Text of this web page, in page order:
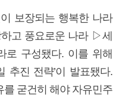
보장되는 행복한 나라
고 풍요로운 나라 ▷세
로 구성됐다. 이를 위해
추진 전략’이 발표됐다.
를 굳건히 해야 자유민주